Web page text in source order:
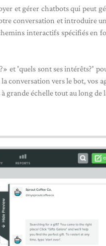
et gérer chatbots qui peut
conversation et introduire
interactifs spécifiés en
et 'quels sont ses intérêts?'
conversation vers le bot, vos
échelle tout au long de